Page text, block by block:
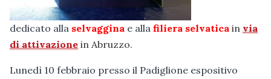
dedicato alla selvaggina e alla filiera selvatica in via
di attivazione in Abruzzo.
Lunedì 10 febbraio presso il Padiglione espositivo